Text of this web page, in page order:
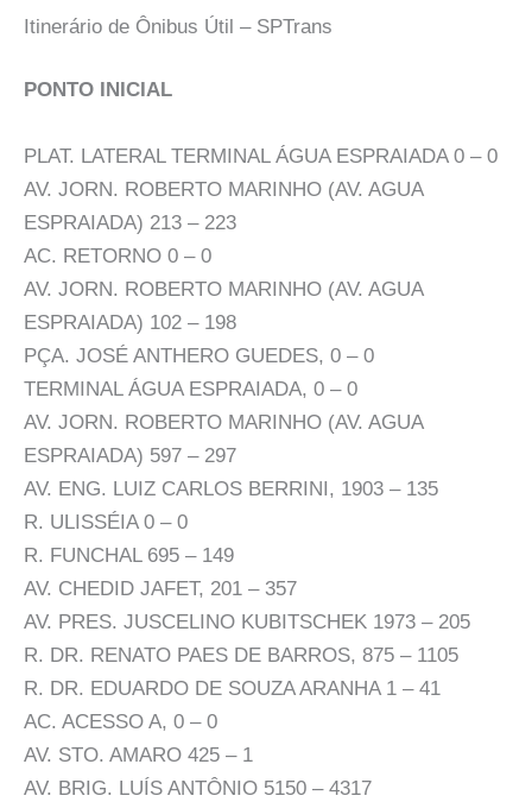
Itinerário de Ônibus Útil – SPTrans
PONTO INICIAL
PLAT. LATERAL TERMINAL ÁGUA ESPRAIADA 0 – 0
AV. JORN. ROBERTO MARINHO (AV. AGUA
ESPRAIADA) 213 – 223
AC. RETORNO 0 – 0
AV. JORN. ROBERTO MARINHO (AV. AGUA
ESPRAIADA) 102 – 198
PÇA. JOSÉ ANTHERO GUEDES, 0 – 0
TERMINAL ÁGUA ESPRAIADA, 0 – 0
AV. JORN. ROBERTO MARINHO (AV. AGUA
ESPRAIADA) 597 – 297
AV. ENG. LUIZ CARLOS BERRINI, 1903 – 135
R. ULISSÉIA 0 – 0
R. FUNCHAL 695 – 149
AV. CHEDID JAFET, 201 – 357
AV. PRES. JUSCELINO KUBITSCHEK 1973 – 205
R. DR. RENATO PAES DE BARROS, 875 – 1105
R. DR. EDUARDO DE SOUZA ARANHA 1 – 41
AC. ACESSO A, 0 – 0
AV. STO. AMARO 425 – 1
AV. BRIG. LUÍS ANTÔNIO 5150 – 4317